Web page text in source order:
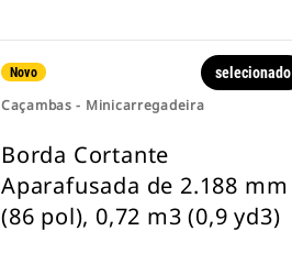
Novo
Caçambas - Minicarregadeira
selecionado
Borda Cortante
Aparafusada de 2.188 mm
(86 pol), 0,72 m3 (0,9 yd3)